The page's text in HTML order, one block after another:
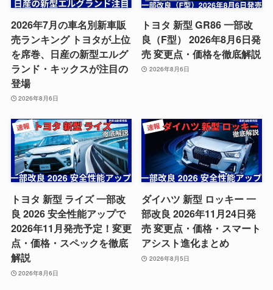
2026年7月の車名別新車販
売ランキング トヨタが上位
を席巻、日産の新型エルグ
ランド・キックスが注目の
登場
2026年8月6日
トヨタ 新型 GR86 一部改
良（F型） 2026年8月6日発
売 変更点・価格を徹底解説
2026年8月6日
トヨタ 新型 ライズ 一部改
良 2026 安全性能アップで
2026年11月発売予定！変更
点・価格・スペックを徹底
解説
2026年8月6日
ダイハツ 新型 ロッキー 一
部改良 2026年11月24日発
売 変更点・価格・スマート
アシスト進化まとめ
2026年8月5日